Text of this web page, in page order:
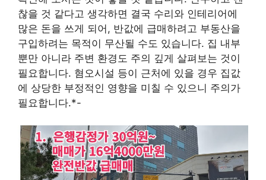
찮을 것 같다고 생각하면 결국 수리와 인테리어에
많은 돈을 쓰게 되어, 반값에 급매하려고 부동산을
구입하려는 목적이 무산될 수도 있습니다. 집 내부
뿐만 아니라 주변 환경도 주의 깊게 살펴보는 것이
필요합니다. 혐오시설 등이 근처에 있을 경우 집값
에 상당한 부정적인 영향을 미칠 수 있으니 주의가
필요합니다.*-